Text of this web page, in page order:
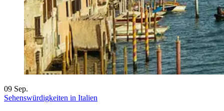
09 Sep.
Sehenswürdigkeiten in Italien